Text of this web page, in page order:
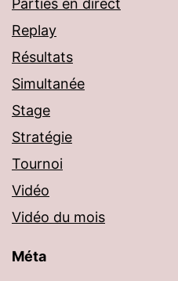
Parties en direct
Replay
Résultats
Simultanée
Stage
Stratégie
Tournoi
Vidéo
Vidéo du mois
Méta